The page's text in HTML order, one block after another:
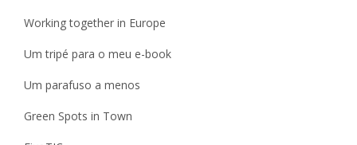
Working together in Europe
Um tripé para o meu e-book
Um parafuso a menos
Green Spots in Town